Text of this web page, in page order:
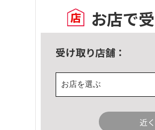
お店で
受け取り店舗：
お店を選ぶ
近